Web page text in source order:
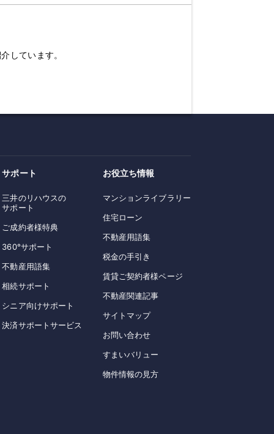
しています。
サポート
三井のリハウスの
サポート
ご成約者様特典
360°サポート
不動産用語集
相続サポート
シニア向けサポート
決済サポートサービス
お役立ち情報
マンションライブラリー
住宅ローン
不動産用語集
税金の手引き
賃貸ご契約者様ページ
不動産関連記事
サイトマップ
お問い合わせ
すまいバリュー
物件情報の見方